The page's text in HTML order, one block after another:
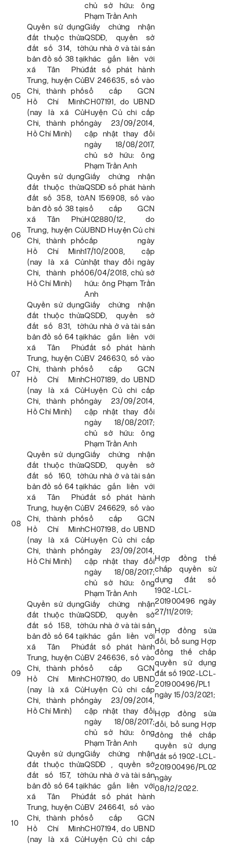
chủ sở hữu: ông
Phạm Trần Anh
05
Quyền sử dụng
đất thuộc thửa
đất số 314, tờ
bản đồ số 38 tại
xã Tân Phú
Trung, huyện Củ
Chi, thành phố
Hồ Chí Minh
(nay là xã Củ
Chi, thành phố
Hồ Chí Minh)
Giấy chứng nhận
QSDĐ, quyền sở
hữu nhà ở và tài sản
khác gắn liền với
đất số phát hành
BV 246635, số vào
sổ cấp GCN
CH07191, do UBND
Huyện Củ chi cấp
ngày 23/09/2014,
cập nhật thay đổi
ngày 18/08/2017,
chủ sở hữu: ông
Phạm Trần Anh
06
Quyền sử dụng
đất thuộc thửa
đất số 358, tờ
bản đồ số 38 tại
xã Tân Phú
Trung, huyện Củ
Chi, thành phố
Hồ Chí Minh
(nay là xã Củ
Chi, thành phố
Hồ Chí Minh)
Giấy chứng nhận
QSDĐ số phát hành
AN 156908, số vào
sổ cấp GCN
H02880/12, do
UBND Huyện Củ chi
cấp ngày
17/10/2008, cập
nhật thay đổi ngày
06/04/2018, chủ sở
hữu: ông Phạm Trần
Anh
07
Quyền sử dụng
đất thuộc thửa
đất số 831, tờ
bản đồ số 64 tại
xã Tân Phú
Trung, huyện Củ
Chi, thành phố
Hồ Chí Minh
(nay là xã Củ
Chi, thành phố
Hồ Chí Minh)
Giấy chứng nhận
QSDĐ, quyền sở
hữu nhà ở và tài sản
khác gắn liền với
đất số phát hành
BV 246630, số vào
sổ cấp GCN
CH07189, do UBND
Huyện Củ chi cấp
ngày 23/09/2014,
cập nhật thay đổi
ngày 18/08/2017;
chủ sở hữu: ông
Phạm Trần Anh
Hợp đồng thế
chấp quyền sử
dụng đất số
1902-LCL-
201900496 ngày
27/11/2019;
Hợp đồng sửa
đổi, bổ sung Hợp
đồng thế chấp
quyền sử dụng
đất số 1902-LCL-
201900496/PL1
ngày 15/03/2021;
Hợp đồng sửa
đổi, bổ sung Hợp
đồng thế chấp
quyền sử dụng
đất số 1902-LCL-
201900496/PL02
ngày
08/12/2022.
08
Quyền sử dụng
đất thuộc thửa
đất số 160, tờ
bản đồ số 64 tại
xã Tân Phú
Trung, huyện Củ
Chi, thành phố
Hồ Chí Minh
(nay là xã Củ
Chi, thành phố
Hồ Chí Minh)
Giấy chứng nhận
QSDĐ, quyền sở
hữu nhà ở và tài sản
khác gắn liền với
đất số phát hành
BV 246629, số vào
sổ cấp GCN
CH07198, do UBND
Huyện Củ chi cấp
ngày 23/09/2014,
cập nhật thay đổi
ngày 18/08/2017;
chủ sở hữu: ông
Phạm Trần Anh
09
Quyền sử dụng
đất thuộc thửa
đất số 158, tờ
bản đồ số 64 tại
xã Tân Phú
Trung, huyện Củ
Chi, thành phố
Hồ Chí Minh
(nay là xã Củ
Chi, thành phố
Hồ Chí Minh)
Giấy chứng nhận
QSDĐ, quyền sở
hữu nhà ở và tài sản
khác gắn liền với
đất số phát hành
BV 246636, số vào
sổ cấp GCN
CH07190, do UBND
Huyện Củ chi cấp
ngày 23/09/2014,
cập nhật thay đổi
ngày 18/08/2017;
chủ sở hữu: ông
Phạm Trần Anh
10
Quyền sử dụng
đất thuộc thửa
đất số 157, tờ
bản đồ số 64 tại
xã Tân Phú
Trung, huyện Củ
Chi, thành phố
Hồ Chí Minh
(nay là xã Củ
Giấy chứng nhận
QSDĐ , quyền sở
hữu nhà ở và tài sản
khác gắn liền với
đất số phát hành
BV 246641, số vào
sổ cấp GCN
CH07194, do UBND
Huyện Củ chi cấp